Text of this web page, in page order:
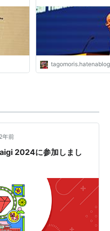
2年前
2024に参加しまし